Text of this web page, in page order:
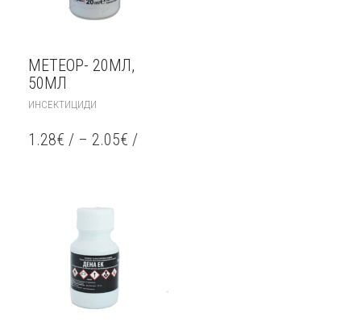
МЕТЕОР- 20МЛ,
50МЛ
ИНСЕКТИЦИДИ
HAS
MULTIPLE
MAY
CHOSEN
ON
THE
PRODUCT
PAGE
1.28€ / – 2.05€ /